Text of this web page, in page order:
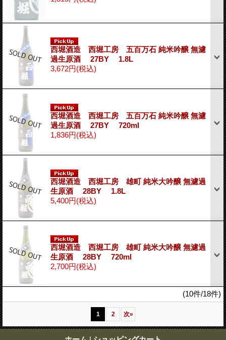
西堀酒造 西堀工房 五百万石 純米吟醸 無濾
過生原酒 27BY 1.8L
3,672円(税込)
西堀酒造 西堀工房 五百万石 純米吟醸 無濾
過生原酒 27BY 720ml
1,836円(税込)
西堀酒造 西堀工房 雄町 純米大吟醸 無濾過
生原酒 28BY 1.8L
5,400円(税込)
西堀酒造 西堀工房 雄町 純米大吟醸 無濾過
生原酒 28BY 720ml
2,700円(税込)
(10件/18件)
1 2 次»